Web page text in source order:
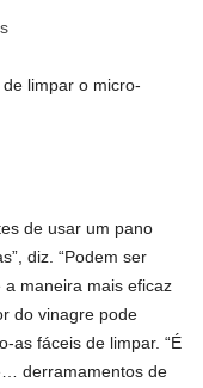
limpar o micro-
de usar um pano
diz. “Podem ser
maneira mais eficaz
do vinagre pode
as fáceis de limpar. “É
derramamentos de